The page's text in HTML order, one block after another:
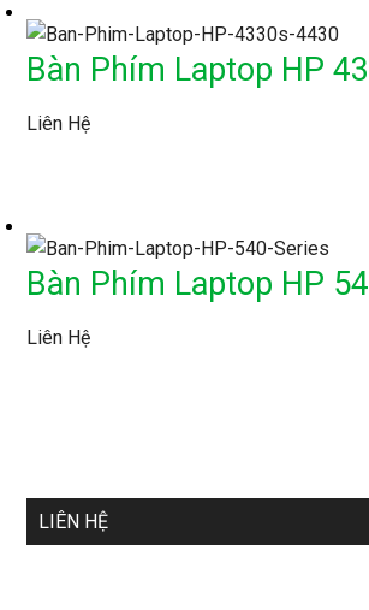
Bàn Phím Laptop HP
Liên Hệ
Bàn Phím Laptop HP
Liên Hệ
LIÊN HỆ